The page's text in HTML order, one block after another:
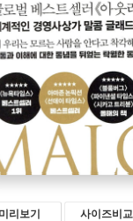
미리보기 사이즈비교